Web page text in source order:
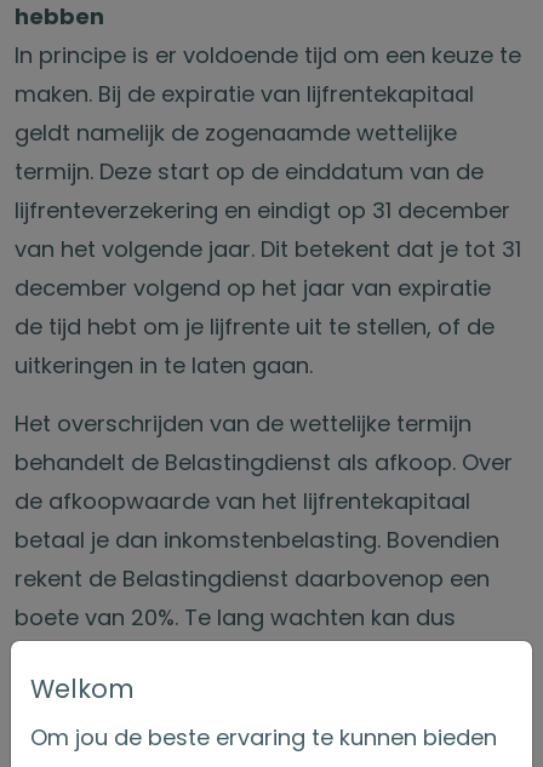
hebben
In principe is er voldoende tijd om een keuze te
maken. Bij de expiratie van lijfrentekapitaal
geldt namelijk de zogenaamde wettelijke
termijn. Deze start op de einddatum van de
lijfrenteverzekering en eindigt op 31 december
van het volgende jaar. Dit betekent dat je tot 31
december volgend op het jaar van expiratie
de tijd hebt om je lijfrente uit te stellen, of de
uitkeringen in te laten gaan.
Het overschrijden van de wettelijke termijn
behandelt de Belastingdienst als afkoop. Over
de afkoopwaarde van het lijfrentekapitaal
betaal je dan inkomstenbelasting. Bovendien
rekent de Belastingdienst daarbovenop een
boete van 20%. Te lang wachten kan dus
Maar wanneer je wacht tot het laatste
Welkom
Om jou de beste ervaring te kunnen bieden